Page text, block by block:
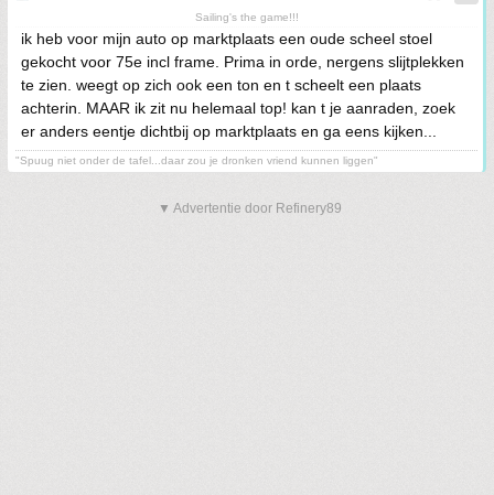
Sailing's the game!!!
ik heb voor mijn auto op marktplaats een oude scheel stoel
gekocht voor 75e incl frame. Prima in orde, nergens slijtplekken
te zien. weegt op zich ook een ton en t scheelt een plaats
achterin. MAAR ik zit nu helemaal top! kan t je aanraden, zoek
er anders eentje dichtbij op marktplaats en ga eens kijken...
"Spuug niet onder de tafel...daar zou je dronken vriend kunnen liggen"
▼ Advertentie door Refinery89